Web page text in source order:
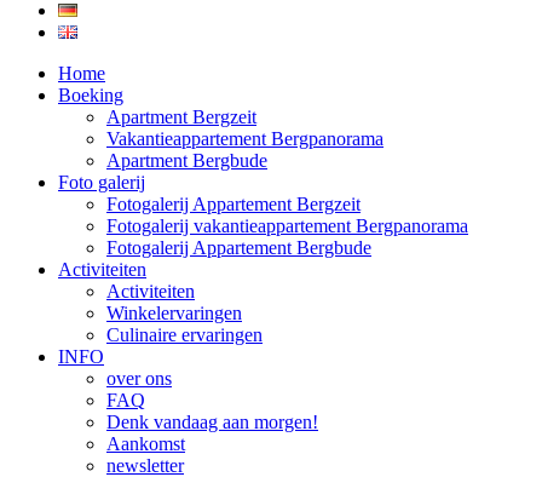
Home
Boeking
Apartment Bergzeit
Vakantieappartement Bergpanorama
Apartment Bergbude
Foto galerij
Fotogalerij Appartement Bergzeit
Fotogalerij vakantieappartement Bergpanorama
Fotogalerij Appartement Bergbude
Activiteiten
Activiteiten
Winkelervaringen
Culinaire ervaringen
INFO
over ons
FAQ
Denk vandaag aan morgen!
Aankomst
newsletter